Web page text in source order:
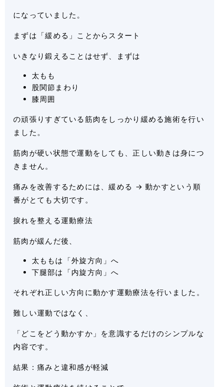
になっていました。
まずは「緩める」ことからスタート
いきなり鍛えることはせず、まずは
太もも
股関節まわり
膝周囲
の頑張りすぎている筋肉をしっかり緩める施術を行い
ました。
筋肉が硬い状態で運動をしても、正しい動きは身につ
きません。
痛みを改善するためには、緩める → 動かすという順
番がとても大切です。
捩れを整える運動療法
筋肉が緩んだ後、
太ももは「外旋方向」へ
下腿部は「内旋方向」へ
それぞれ正しい方向に動かす運動療法を行いました。
難しい運動ではなく、
「どこをどう動かすか」を意識するだけのシンプルな
内容です。
結果：痛みと違和感が軽減